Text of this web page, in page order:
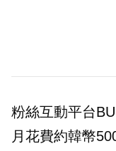
粉絲互動平台
月花費約韓幣